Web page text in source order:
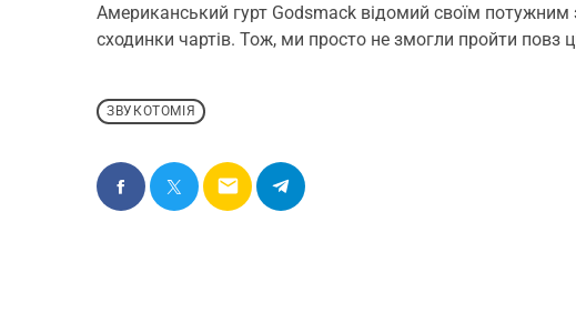
Американський гурт Godsmack відомий своїм
сходинки чартів. Тож, ми просто не змогли пройти повз
ЗВУКОТОМІЯ
email